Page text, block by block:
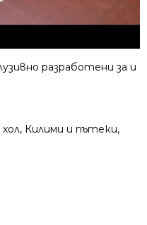
разработени за и
, Килими и пътеки,